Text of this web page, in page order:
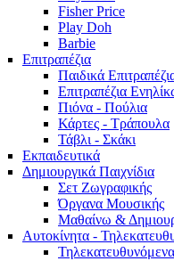
Fisher Price
Play Doh
Barbie
Επιτραπέζια
Παιδικά
Επιτραπέζια
Πιόνα - Πούλια
Κάρτες - Τράπουλα
Τάβλι - Σκάκι
Εκπαιδευτικά
Δημιουργικά Παιχνίδια
Σετ Ζωγραφικής
Όργανα Μουσικής
Μαθαίνω &
Αυτοκίνητα -